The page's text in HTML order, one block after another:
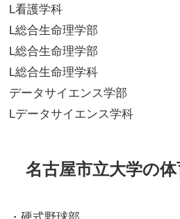
L看護学科
L総合生命理学部
L総合生命理学部
L総合生命理学科
データサイエンス学部
Lデータサイエンス学科
名古屋市立大学の
・硬式野球部